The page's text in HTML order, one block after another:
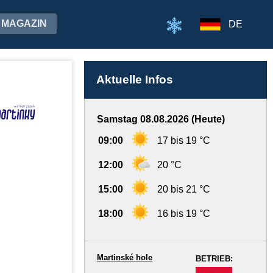
MAGAZIN DE
Aktuelle Infos
Samstag 08.08.2026 (Heute)
09:00 17 bis 19 °C
12:00 20 °C
15:00 20 bis 21 °C
18:00 16 bis 19 °C
BETRIEB:
Martinské hole